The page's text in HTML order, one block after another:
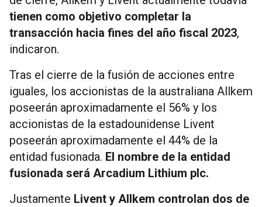
tienen como objetivo completar la
transacción hacia fines del año fiscal 2023,
indicaron.
Tras el cierre de la fusión de acciones entre
iguales, los accionistas de la australiana Allkem
poseerán aproximadamente el 56% y los
accionistas de la estadounidense Livent
poseerán aproximadamente el 44% de la
entidad fusionada. El nombre de la entidad
fusionada será Arcadium Lithium plc.
Justamente Livent y Allkem controlan dos de